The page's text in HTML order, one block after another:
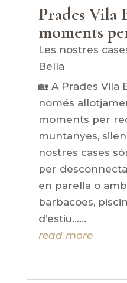
Prades Vila
moments
Les nostres
Bella
🏡 A Prades Vila
només
moments per
muntanyes,
nostres cases
per
en parella o
barbacoes,
d’estiu…...
read more